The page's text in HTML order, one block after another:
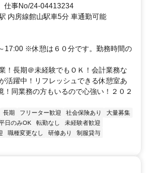
仕事No/24-04413234
交通アクセス 最寄駅：館山駅 内房線館山駅車5分 車通勤可能
17:00 ※休憩は６０分です。勤務時間の
！長期＠未経験でもＯＫ！会計業務な
躍中！リフレッシュできる休憩室あ
同業務の方もいるので心強い！２０２
長期 フリーター歓迎 社会保険あり
大量募集
日のみOK 転勤なし
未経験者歓迎
職種変更なし 研修あり
制服貸与